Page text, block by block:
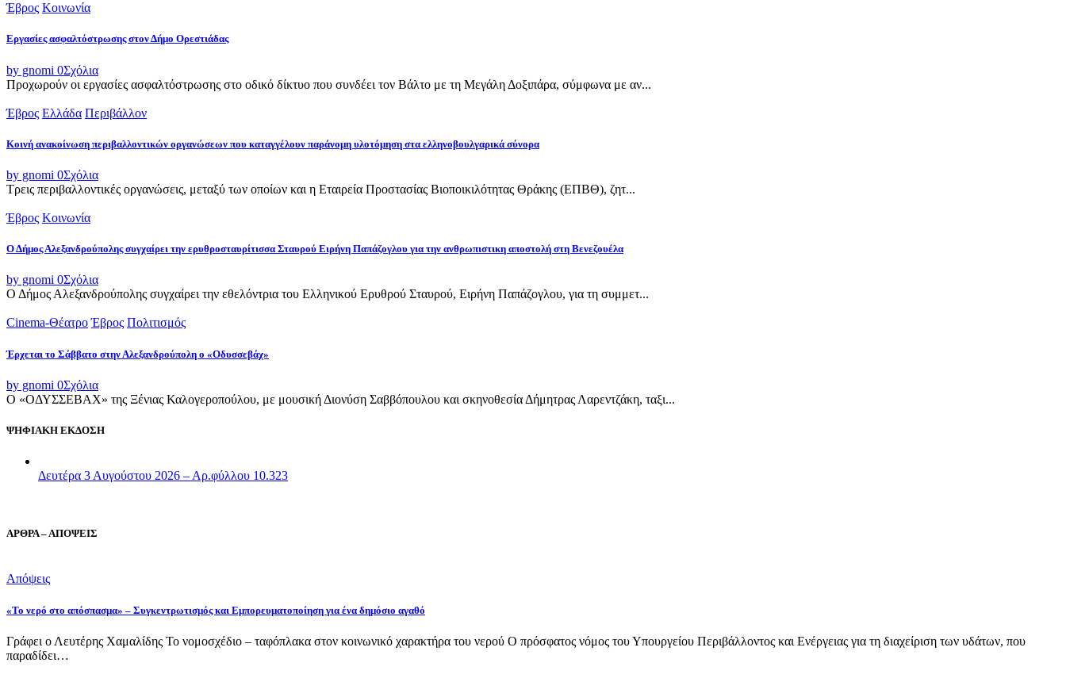
Έβρος Κοινωνία
Εργασίες ασφαλτόστρωσης στον Δήμο Ορεστιάδας
by gnomi 0Σχόλια
Προχωρούν οι εργασίες ασφαλτόστρωσης στο οδικό δίκτυο που συνδέει τον Βάλτο με τη Μεγάλη Δοξιπάρα, σύμφωνα με αν...
Έβρος Ελλάδα Περιβάλλον
Κοινή ανακοίνωση περιβαλλοντικών οργανώσεων που καταγγέλουν παράνομη υλοτόμηση στα ελληνοβουλγαρικά σύνορα
by gnomi 0Σχόλια
Τρεις περιβαλλοντικές οργανώσεις, μεταξύ των οποίων και η Εταιρεία Προστασίας Βιοποικιλότητας Θράκης (ΕΠΒΘ), ζητ...
Έβρος Κοινωνία
Ο Δήμος Αλεξανδρούπολης συγχαίρει την ερυθροσταυρίτισσα Σταυρού Ειρήνη Παπάζογλου για την ανθρωπιστικη αποστολή στη Βενεζουέλα
by gnomi 0Σχόλια
Ο Δήμος Αλεξανδρούπολης συγχαίρει την εθελόντρια του Ελληνικού Ερυθρού Σταυρού, Ειρήνη Παπάζογλου, για τη συμμετ...
Cinema-Θέατρο Έβρος Πολιτισμός
Έρχεται το Σάββατο στην Αλεξανδρούπολη ο «Οδυσσεβάχ»
by gnomi 0Σχόλια
Ο «ΟΔΥΣΣΕΒΑΧ» της Ξένιας Καλογεροπούλου, με μουσική Διονύση Σαββόπουλου και σκηνοθεσία Δήμητρας Λαρεντζάκη, ταξι...
ΨΗΦΙΑΚΗ ΕΚΔΟΣΗ
Δευτέρα 3 Αυγούστου 2026 – Αρ.φύλλου 10.323
ΑΡΘΡΑ – ΑΠΟΨΕΙΣ
Απόψεις
«Το νερό στο απόσπασμα» – Συγκεντρωτισμός και Εμπορευματοποίηση για ένα δημόσιο αγαθό
Γράφει ο Λευτέρης Χαμαλίδης Το νομοσχέδιο – ταφόπλακα στον κοινωνικό χαρακτήρα του νερού Ο πρόσφατος νόμος του Υπουργείου Περιβάλλοντος και Ενέργειας για τη διαχείριση των υδάτων, που
παραδίδει…